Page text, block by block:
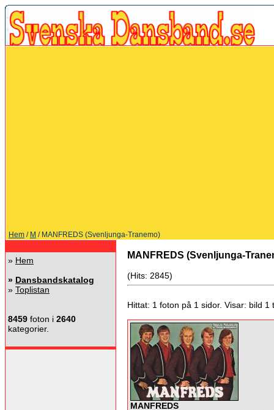
Hem / M / MANFREDS (Svenljunga-Tranemo)
» Hem
» Dansbandskatalog
» Toplistan
8459 foton i 2640
kategorier.
MANFREDS (Svenljunga-
(Hits: 2845)
Hittat: 1 foton på 1 sidor. Visar: bild 1
MANFREDS